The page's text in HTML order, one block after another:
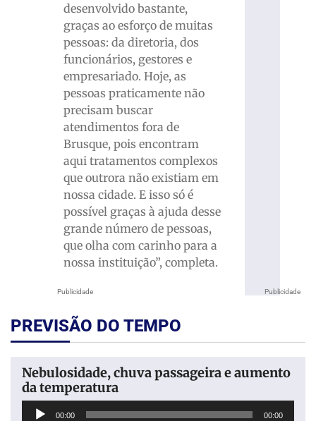
Publicidade
desenvolvido bastante,
graças ao esforço de muitas
pessoas: da diretoria, dos
funcionários, gestores e
empresariado. Hoje, as
pessoas praticamente não
precisam buscar
atendimentos fora de
Brusque, pois encontram
aqui tratamentos complexos
que outrora não existiam em
nossa cidade. E isso só é
possível graças à ajuda desse
grande número de pessoas,
que olha com carinho para a
nossa instituição”, completa.
Publicidade
PREVISÃO DO TEMPO
Nebulosidade, chuva passageira e aumento
da temperatura
Tocador
00:00 00:00